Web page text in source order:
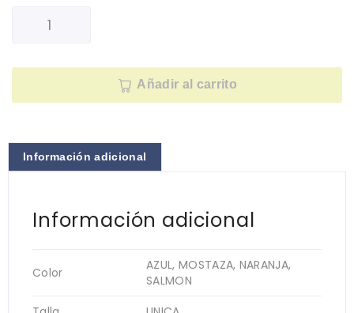
Añadir al carrito
Información adicional
Información adicional
Color
AZUL, MOSTAZA, NARANJA,
SALMON